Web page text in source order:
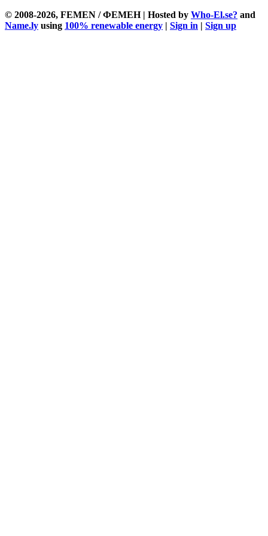
© 2008-2026, FEMEN / ФЕМЕН | Hosted by Who-El.se? and
Name.ly using 100% renewable energy | Sign in | Sign up